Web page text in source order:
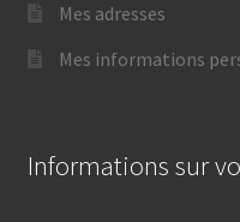
Mes adresses
Mes informations
Informations sur